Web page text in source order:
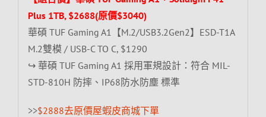
Plus 1TB, $2688(原價$3040)
華碩 TUF Gaming A1【M.2/USB3.2Gen2】ESD-T1A
M.2雙模 / USB-C TO C, $1290
↪ 華碩 TUF Gaming A1 採用軍規設計：符合 MIL-
STD-810H 防摔、IP68防水防塵 標準
>>$2888去原價屋蝦皮商城下單